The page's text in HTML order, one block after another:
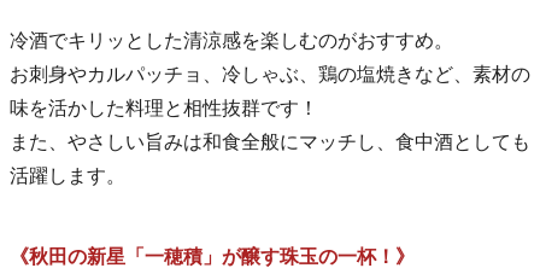
冷酒でキリッとした清涼感を楽しむのがおすすめ。
お刺身やカルパッチョ、冷しゃぶ、鶏の塩焼きなど、素材の
味を活かした料理と相性抜群です！
また、やさしい旨みは和食全般にマッチし、食中酒としても
活躍します。
《秋田の新星「一穂積」が醸す珠玉の一杯！》